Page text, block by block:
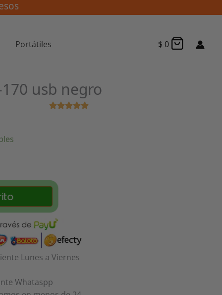
Portátiles $ 0
usb negro
Lunes a Viernes
Whataspp